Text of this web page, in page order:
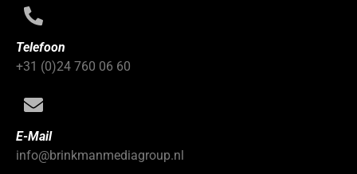
Telefoon
+31 (0)24 760 06 60
E-Mail
info@brinkmanmediagroup.nl